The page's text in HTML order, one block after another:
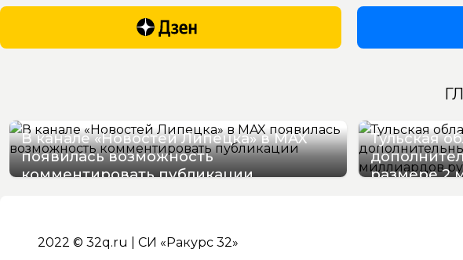
В канале «Новостей Липецка» в MAX
появилась возможность
комментировать публикации
Тульская
размере 2
2022 © 32q.ru | СИ «Ракурс 32»